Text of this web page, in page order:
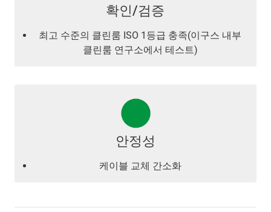
확인/검증
최고 수준의 클린룸 ISO 1등급 충족(이구스 내부
클린룸 연구소에서 테스트)
안정성
케이블 교체 간소화